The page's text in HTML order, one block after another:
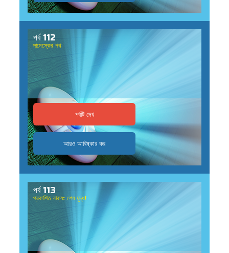
পর্ব 112
দামেস্কের পথ
পর্বটি দেখ
আরও আবিষ্কার কর
পর্ব 113
প্রকাশিত বাক্য: শেষ যুদ্ধ!